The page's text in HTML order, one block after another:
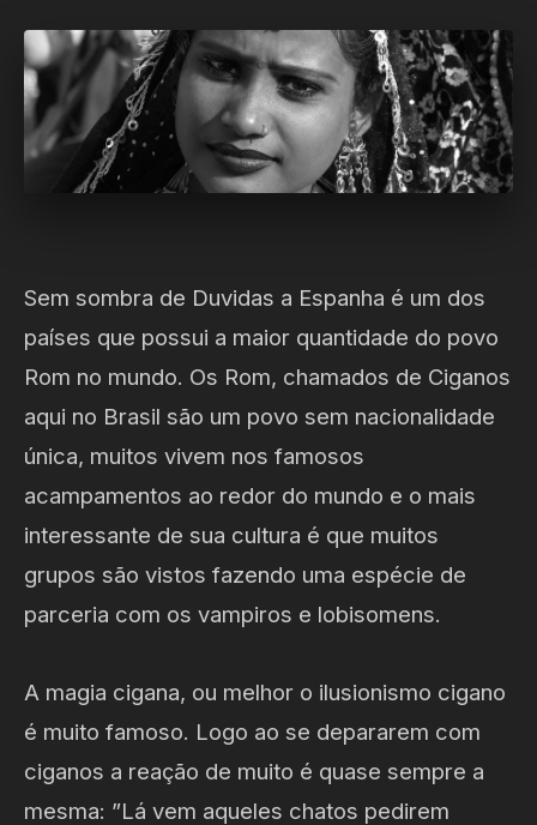
Sem sombra de Duvidas a Espanha é um dos
países que possui a maior quantidade do povo
Rom no mundo. Os Rom, chamados de Ciganos
aqui no Brasil são um povo sem nacionalidade
única, muitos vivem nos famosos
acampamentos ao redor do mundo e o mais
interessante de sua cultura é que muitos
grupos são vistos fazendo uma espécie de
parceria com os vampiros e lobisomens.
A magia cigana, ou melhor o ilusionismo cigano
é muito famoso. Logo ao se depararem com
ciganos a reação de muito é quase sempre a
mesma: ”Lá vem aqueles chatos pedirem